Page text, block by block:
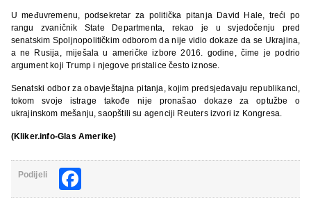
U međuvremenu, podsekretar za politička pitanja David Hale, treći po
rangu zvaničnik State Departmenta, rekao je u svjedočenju pred
senatskim Spoljnopolitičkim odborom da nije vidio dokaze da se Ukrajina,
a ne Rusija, miješala u američke izbore 2016. godine, čime je podrio
argument koji Trump i njegove pristalice često iznose.
Senatski odbor za obavještajna pitanja, kojim predsjedavaju republikanci,
tokom svoje istrage takođe nije pronašao dokaze za optužbe o
ukrajinskom mešanju, saopštili su agenciji Reuters izvori iz Kongresa.
(Kliker.info-Glas Amerike)
Podijeli